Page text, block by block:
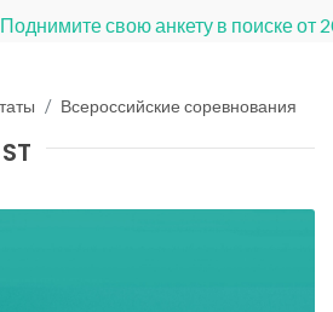
анкету в поиске от 200 рублей в
Всероссийские соревнования